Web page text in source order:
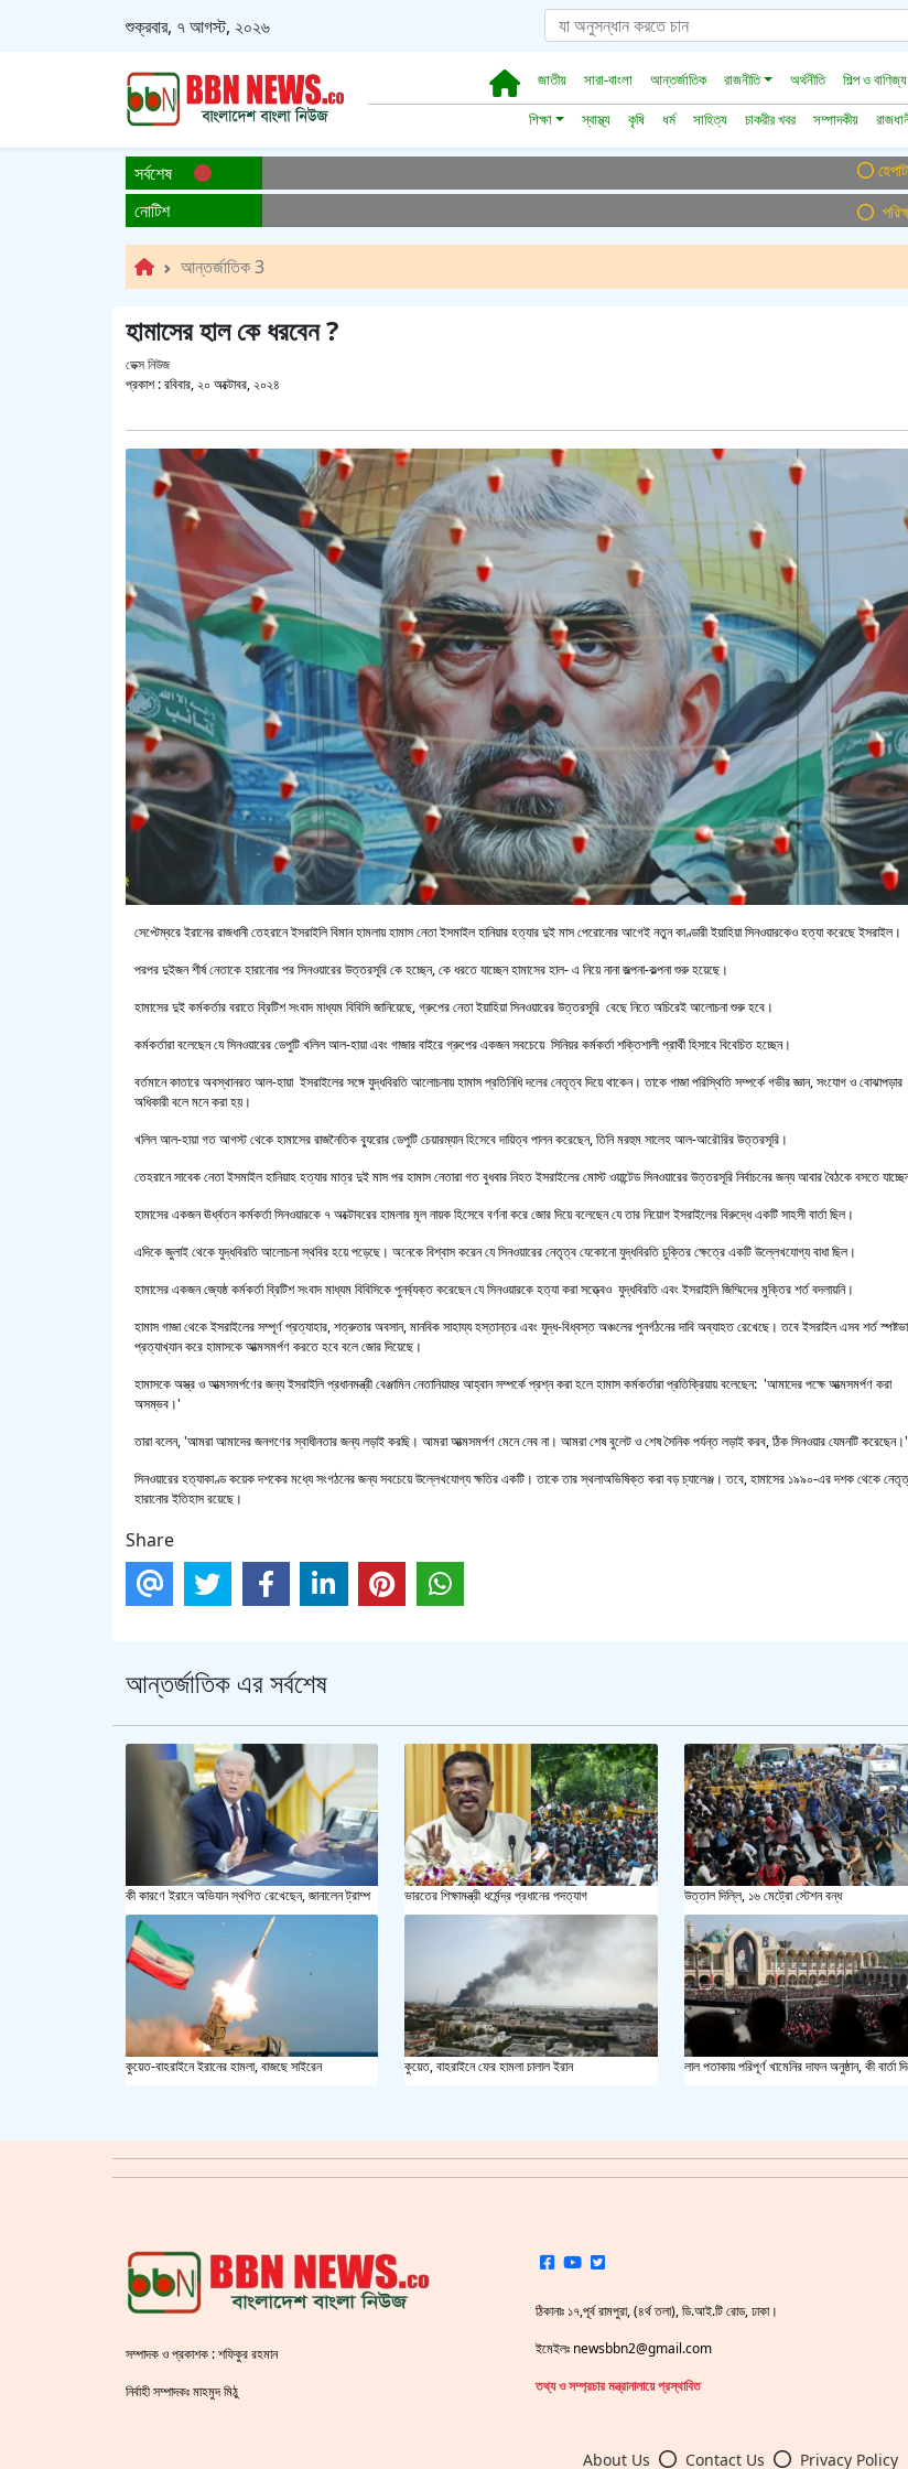
শুক্রবার, ৭ আগস্ট, ২০২৬
জাতীয় সারা-বাংলা আন্তর্জাতিক রাজনীতি অর্থনীতি শিল্প ও বাণিজ্য
শিক্ষা
স্বাস্থ্য কৃষি ধর্ম সাহিত্য চাকরীর খবর সম্পাদকীয়
সর্বশেষ
নোটিশ পরিক্ষামুলক
আন্তর্জাতিক 3
হামাসের হাল কে ধরবেন ?
ডেক্স নিউজ
প্রকাশ :রবিবার, ২০ অক্টোবর, ২০২৪
সেপ্টেম্বরে ইরানের রাজধানী তেহরানে ইসরাইলি বিমান হামলায় হামাস নেতা ইসমাইল হানিয়ার হত্যার দুই মাস পেরোনোর আগেই নতুন কাণ্ডারী ইয়াহিয়া সিনওয়ারকেও হত্যা করেছে ইসরাইল।
পরপর দুইজন শীর্ষ নেতাকে হারানোর পর সিনওয়ারের উত্তরসূরি কে হচ্ছেন, কে ধরতে যাচ্ছেন হামাসের হাল- এ নিয়ে নানা জল্পনা-কল্পনা শুরু হয়েছে।
হামাসের দুই কর্মকর্তার বরাতে ব্রিটিশ সংবাদ মাধ্যম বিবিসি জানিয়েছে, গ্রুপের নেতা ইয়াহিয়া সিনওয়ারের উত্তরসূরি বেছে নিতে অচিরেই আলোচনা শুরু হবে।
কর্মকর্তারা বলেছেন যে সিনওয়ারের ডেপুটি খলিল আল-হায়া এবং গাজার বাইরে গ্রুপের একজন সবচেয়ে সিনিয়র কর্মকর্তা শক্তিশালী প্রার্থী হিসাবে বিবেচিত হচ্ছেন।
বর্তমানে কাতারে অবস্থানরত আল-হায়া ইসরাইলের সঙ্গে যুদ্ধবিরতি আলোচনায় হামাস প্রতিনিধি দলের নেতৃত্ব দিয়ে থাকেন। তাকে গাজা পরিস্থিতি সম্পর্কে গভীর জ্ঞান, সংযোগ ও বোঝাপড়ার
অধিকারী বলে মনে করা হয়।
খলিল আল-হায়া গত আগস্ট থেকে হামাসের রাজনৈতিক ব্যুরোর ডেপুটি চেয়ারম্যান হিসেবে দায়িত্ব পালন করেছেন, তিনি মরহুম সালেহ আল-আরৌরির উত্তরসূরি।
তেহরানে সাবেক নেতা ইসমাইল হানিয়াহ হত্যার মাত্র দুই মাস পর হামাস নেতারা গত বুধবার নিহত ইসরাইলের মোস্ট ওয়ান্টেড সিনওয়ারের উত্তরসূরি নির্বাচনের জন্য আবার বৈঠকে বসতে
হামাসের একজন ঊর্ধ্বতন কর্মকর্তা সিনওয়ারকে ৭ অক্টোবরের হামলার মূল নায়ক হিসেবে বর্ণনা করে জোর দিয়ে বলেছেন যে তার নিয়োগ ইসরাইলের বিরুদ্ধে একটি সাহসী বার্তা ছিল।
এদিকে জুলাই থেকে যুদ্ধবিরতি আলোচনা স্থবির হয়ে পড়েছে। অনেকে বিশ্বাস করেন যে সিনওয়ারের নেতৃত্ব যেকোনো যুদ্ধবিরতি চুক্তির ক্ষেত্রে একটি উল্লেখযোগ্য বাধা ছিল।
হামাসের একজন জ্যেষ্ঠ কর্মকর্তা ব্রিটিশ সংবাদ মাধ্যম বিবিসিকে পুনর্ব্যক্ত করেছেন যে সিনওয়ারকে হত্যা করা সত্ত্বেও যুদ্ধবিরতি এবং ইসরাইলি জিম্মিদের মুক্তির শর্ত বদলায়নি।
হামাস গাজা থেকে ইসরাইলের সম্পূর্ণ প্রত্যাহার, শত্রুতার অবসান, মানবিক সাহায্য হস্তান্তর এবং যুদ্ধ-বিধ্বস্ত অঞ্চলের পুনর্গঠনের দাবি অব্যাহত রেখেছে। তবে ইসরাইল এসব শর্ত
প্রত্যাখ্যান করে হামাসকে আত্মসমর্পণ করতে হবে বলে জোর দিয়েছে।
হামাসকে অস্ত্র ও আত্মসমর্পণের জন্য ইসরাইলি প্রধানমন্ত্রী বেঞ্জামিন নেতানিয়াহুর আহ্বান সম্পর্কে প্রশ্ন করা হলে হামাস কর্মকর্তারা প্রতিক্রিয়ায় বলেছেন: 'আমাদের পক্ষে আত্মসমর্পণ করা
অসম্ভব।'
তারা বলেন, 'আমরা আমাদের জনগণের স্বাধীনতার জন্য লড়াই করছি। আমরা আত্মসমর্পণ মেনে নেব না। আমরা শেষ বুলেট ও শেষ সৈনিক পর্যন্ত লড়াই করব, ঠিক সিনওয়ার যেমনটি করেছেন।'
সিনওয়ারের হত্যাকাণ্ড কয়েক দশকের মধ্যে সংগঠনের জন্য সবচেয়ে উল্লেখযোগ্য ক্ষতির একটি। তাকে তার স্থলাঅভিষিক্ত করা বড় চ্যালেঞ্জ। তবে, হামাসের ১৯৯০-এর দশক থেকে
হারানোর ইতিহাস রয়েছে।
Share
আন্তর্জাতিক এর সর্বশেষ
কী কারণে ইরানে অভিযান স্থগিত রেখেছেন, জানালেন ট্রাম্প ভারতের শিক্ষামন্ত্রী ধর্মেন্দ্র প্রধানের পদত্যাগ উত্তাল দিল্লি, ১৬ মেট্রো স্টেশন বন্ধ
কুয়েত-বাহরাইনে ইরানের হামলা, বাজছে সাইরেন কুয়েত, বাহরাইনে ফের হামলা চালাল ইরান লাল পতাকায় পরিপূর্ণ খামেনির দাফন অনুষ্ঠান, কী বার্তা
সম্পাদক ও প্রকাশক : শফিকুর রহমান
নির্বাহী সম্পাদকঃ মাহমুদ মিঠু
ঠিকানাঃ ১৭,পূর্ব রামপুরা, (৪র্থ তলা), ডি.আই.টি রোড, ঢাকা।
ইমেইলঃ newsbbn2@gmail.com
তথ্য ও সম্প্রচার মন্ত্রানালায়ে প্রস্থাবিত
About Us Contact Us Privacy Policy